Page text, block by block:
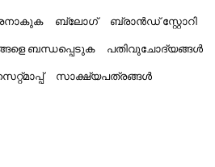
ബ്ലോഗ് ബ്രാൻഡ് സ്റ്റോറി
ബന്ധപ്പെടുക പതിവുചോദ്യങ്ങൾ
സാക്ഷ്യപത്രങ്ങൾ